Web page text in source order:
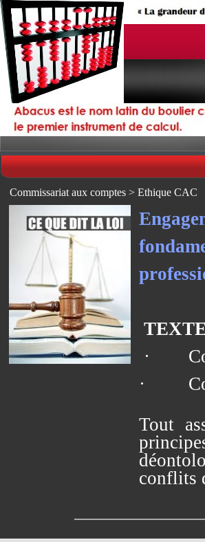
Commissariat aux comptes > Ethique CAC
·
·
Tout
conflits